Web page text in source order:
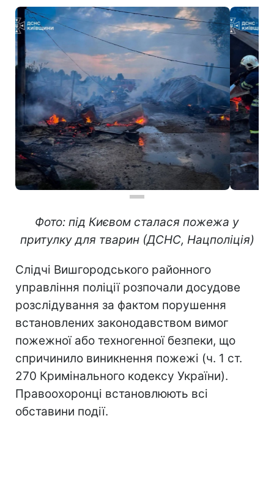
Фото: під Києвом сталася пожежа у
притулку для тварин (ДСНС, Нацполіція)
Слідчі Вишгородського районного
управління поліції розпочали досудове
розслідування за фактом порушення
встановлених законодавством вимог
пожежної або техногенної безпеки, що
спричинило виникнення пожежі (ч. 1 ст.
270 Кримінального кодексу України).
Правоохоронці встановлюють всі
обставини події.